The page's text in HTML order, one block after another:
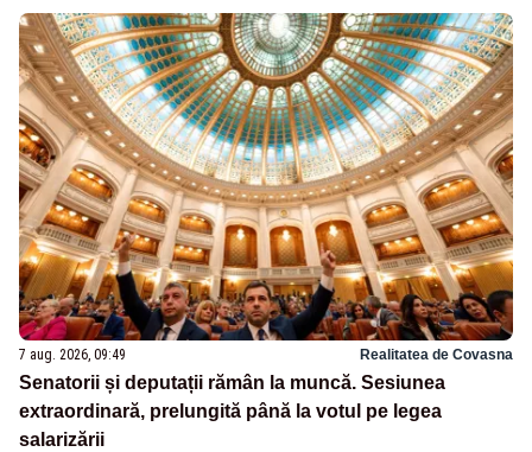
7 aug. 2026, 09:49 Realitatea de Covasna
Senatorii și deputații rămân la muncă. Sesiunea
extraordinară, prelungită până la votul pe legea
salarizării